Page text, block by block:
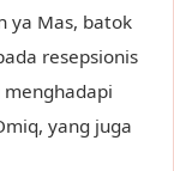
ya Mas, batok
resepsionis
yang juga